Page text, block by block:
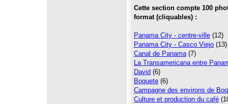
Cette section compte 100
format (cliquables) :
Panama City - centre-ville (12)
Panama City - Casco Viejo (13)
Canal de Panama(7)
La Transamericana entre
David (6)
Boquete (6)
Campagne des environs de
Culture et production du café